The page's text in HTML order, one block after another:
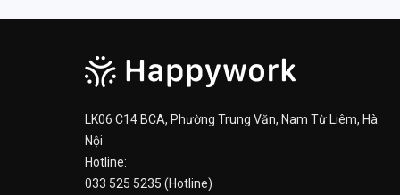
LK06 C14 BCA, Phường Trung Văn, Nam Từ Liêm, Hà
Nội
Hotline:
033 525 5235 (Hotline)